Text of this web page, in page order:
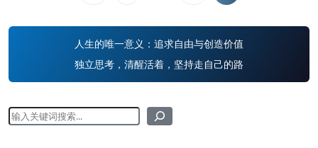
人生的唯一意义：追求自由与创造价值
独立思考，清醒活着，坚持走自己的路